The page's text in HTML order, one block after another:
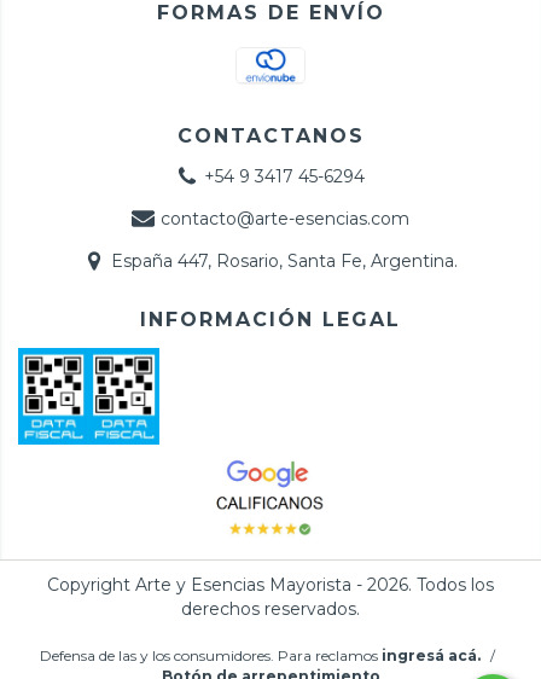
FORMAS DE ENVÍO
CONTACTANOS
+54 9 3417 45-6294
contacto@arte-esencias.com
España 447, Rosario, Santa Fe, Argentina.
INFORMACIÓN LEGAL
Copyright Arte y Esencias Mayorista - 2026. Todos los
derechos reservados.
Defensa de las y los consumidores. Para reclamos ingresá acá. /